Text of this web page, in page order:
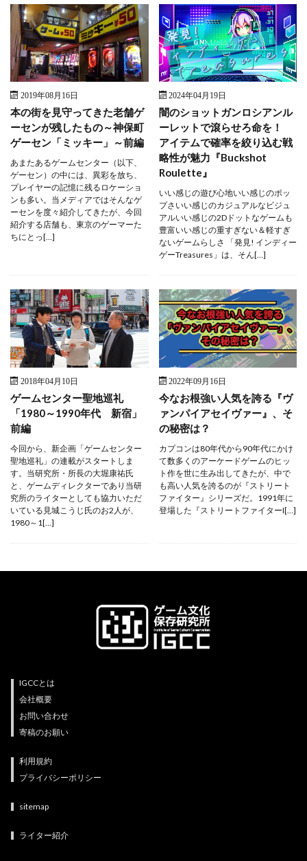
2019年08月16日
本の街を見守ってきた老舗ゲ
ーセンが残したもの～神保町
ゲーセン「ミッキー」～前編
あまたあるゲームセンター（以下、
ゲーセン）の中には、異彩を放ち、
プレイヤーの記憶に残るロケーショ
ンも多い。当メディアではそんなゲ
ーセンを度々紹介してきたが、今回
紹介する店舗も、東京のゲーマーた
ちにとっ[…]
2024年04月19日
闇のショットガンロシアンル
ーレットで滾らせろ命を！
アイテムで確率を絞り込む戦
略性が魅力『Buckshot
Roulette』
いい感じの遊び心地いい感じのポッ
プさいい感じのカジュアルなビジュ
アルいい感じの2Dドットなゲームも
豊富いい感じの重すぎない＆軽すぎ
ないゲームらしさ 「発見! インディー
ゲーTreasures」は、そん[…]
2018年04月10日
ゲームセンター聖地巡礼
「1980～1990年代 新宿」
前編
今回から、新企画「ゲームセンター
聖地巡礼」の連載がスタートしま
す。当研究所・所長の大堀康祐氏
と、ゲームディレクターであり当研
究所のライターとしても協力いただ
いている見城こうじ氏のお2人が、
1980～1[…]
2022年09月16日
今なお根強い人気を誇る『ヴ
ァンパイアセイヴァー』、そ
の秘密は？
カプコンは80年代から90年代にかけ
て数多くのアーケードゲームのヒッ
ト作を世に生み出してきたが、中で
も高い人気を誇るのが『ストリート
ファイター』シリーズだ。1991年に
登場した『ストリートファイターI[…]
IGCCとは
会社概要
お問い合わせ
寄稿のお願い
利用規約
プライバシーポリシー
sitemap
ライター紹介